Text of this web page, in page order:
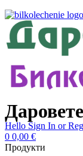
Hello Sign In or
0 0,00 €
Продукти